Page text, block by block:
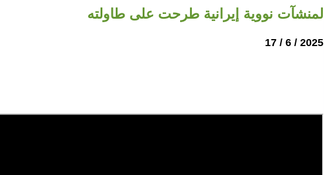
لمنشآت نووية إيرانية طرحت على طاولته
2025 / 6 / 17